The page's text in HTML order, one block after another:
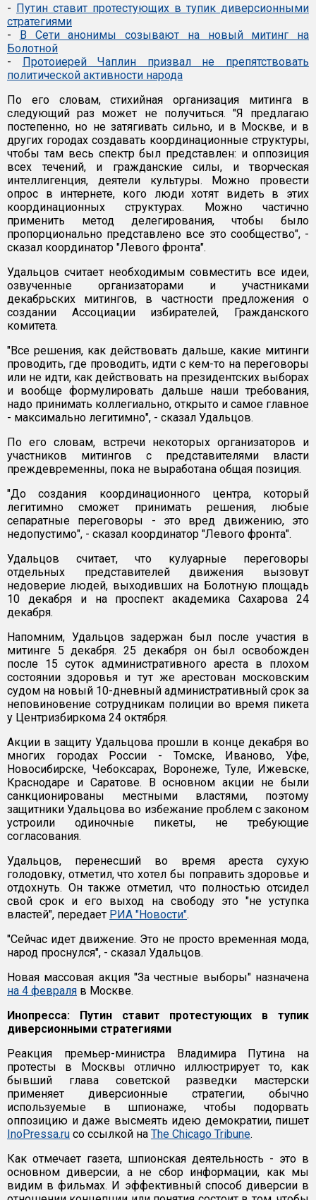
- Путин ставит протестующих в тупик диверсионными
стратегиями
- В Сети анонимы созывают на новый митинг на
Болотной
- Протоиерей Чаплин призвал не препятствовать
политической активности народа
По его словам, стихийная организация митинга в
следующий раз может не получиться. "Я предлагаю
постепенно, но не затягивать сильно, и в Москве, и в
других городах создавать координационные структуры,
чтобы там весь спектр был представлен: и оппозиция
всех течений, и гражданские силы, и творческая
интеллигенция, деятели культуры. Можно провести
опрос в интернете, кого люди хотят видеть в этих
координационных структурах. Можно частично
применить метод делегирования, чтобы было
пропорционально представлено все это сообщество", -
сказал координатор "Левого фронта".
Удальцов считает необходимым совместить все идеи,
озвученные организаторами и участниками
декабрьских митингов, в частности предложения о
создании Ассоциации избирателей, Гражданского
комитета.
"Все решения, как действовать дальше, какие митинги
проводить, где проводить, идти с кем-то на переговоры
или не идти, как действовать на президентских выборах
и вообще формулировать дальше наши требования,
надо принимать коллегиально, открыто и самое главное
- максимально легитимно", - сказал Удальцов.
По его словам, встречи некоторых организаторов и
участников митингов с представителями власти
преждевременны, пока не выработана общая позиция.
"До создания координационного центра, который
легитимно сможет принимать решения, любые
сепаратные переговоры - это вред движению, это
недопустимо", - сказал координатор "Левого фронта".
Удальцов считает, что кулуарные переговоры
отдельных представителей движения вызовут
недоверие людей, выходивших на Болотную площадь
10 декабря и на проспект академика Сахарова 24
декабря.
Напомним, Удальцов задержан был после участия в
митинге 5 декабря. 25 декабря он был освобожден
после 15 суток административного ареста в плохом
состоянии здоровья и тут же арестован московским
судом на новый 10-дневный административный срок за
неповиновение сотрудникам полиции во время пикета
у Центризбиркома 24 октября.
Акции в защиту Удальцова прошли в конце декабря во
многих городах России - Томске, Иваново, Уфе,
Новосибирске, Чебоксарах, Воронеже, Туле, Ижевске,
Краснодаре и Саратове. В основном акции не были
санкционированы местными властями, поэтому
защитники Удальцова во избежание проблем с законом
устроили одиночные пикеты, не требующие
согласования.
Удальцов, перенесший во время ареста сухую
голодовку, отметил, что хотел бы поправить здоровье и
отдохнуть. Он также отметил, что полностью отсидел
свой срок и его выход на свободу это "не уступка
властей", передает РИА "Новости".
"Сейчас идет движение. Это не просто временная мода,
народ проснулся", - сказал Удальцов.
Новая массовая акция "За честные выборы" назначена
на 4 февраля в Москве.
Инопресса: Путин ставит протестующих в тупик
диверсионными стратегиями
Реакция премьер-министра Владимира Путина на
протесты в Москвы отлично иллюстрирует то, как
бывший глава советской разведки мастерски
применяет диверсионные стратегии, обычно
используемые в шпионаже, чтобы подорвать
оппозицию и даже высмеять идею демократии, пишет
InoPressa.ru со ссылкой на The Chicago Tribune.
Как отмечает газета, шпионская деятельность - это в
основном диверсии, а не сбор информации, как мы
видим в фильмах. И эффективный способ диверсии в